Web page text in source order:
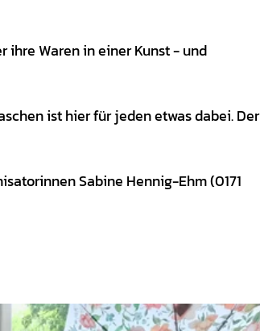
ihre Waren in einer Kunst - und
ist hier für jeden etwas dabei. Der
Sabine Hennig-Ehm (0171